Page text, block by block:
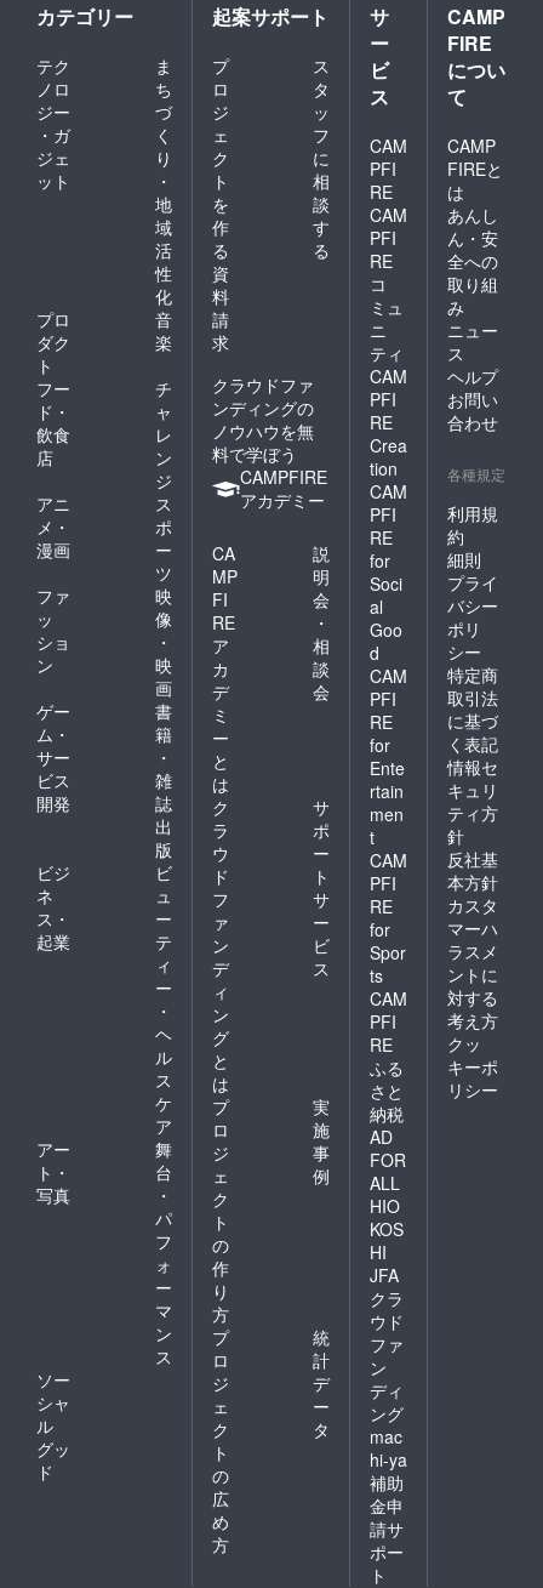
カテゴリー
テク
ノロ
ジー
・ガ
ジェ
ット
ま
ち
づ
く
り
・
地
域
活
性
化
プロ
ダク
ト
音
楽
フー
ド・
飲食
店
チ
ャ
レ
ン
ジ
アニ
メ・
漫画
ス
ポ
ー
ツ
ファ
ッ
ショ
ン
映
像
・
映
画
ゲー
ム・
サー
ビス
開発
書
籍
・
雑
誌
出
版
ビジ
ネ
ス・
起業
ビ
ュ
ー
テ
ィ
ー
・
ヘ
ル
ス
ケ
ア
アー
ト・
写真
舞
台
・
パ
フ
ォ
ー
マ
ン
ス
ソー
シャ
ル
グッ
ド
起案サポート
プ
ロ
ジ
ェ
ク
ト
を
作
る
ス
タ
ッ
フ
に
相
談
す
る
資
料
請
求
クラウドファ
ンディングの
ノウハウを無
料で学ぼう
CAMPFIRE
アカデミー
CA
MP
FI
RE
ア
カ
デ
ミ
ー
と
は
説
明
会
・
相
談
会
ク
ラ
ウ
ド
フ
ァ
ン
デ
ィ
ン
グ
と
は
サ
ポ
ー
ト
サ
ー
ビ
ス
プ
ロ
ジ
ェ
ク
ト
の
作
り
方
実
施
事
例
プ
ロ
ジ
ェ
ク
ト
の
広
め
方
統
計
デ
ー
タ
サ
ー
ビ
ス
CAM
PFI
RE
CAM
PFI
RE
コ
ミュ
ニ
ティ
CAM
PFI
RE
Crea
tion
CAM
PFI
RE
for
Soci
al
Goo
d
CAM
PFI
RE
for
Ente
rtain
men
t
CAM
PFI
RE
for
Spor
ts
CAM
PFI
RE
ふる
さと
納税
AD
FOR
ALL
HIO
KOS
HI
JFA
クラ
ウド
ファ
ン
ディ
ング
mac
hi-ya
補助
金申
請サ
ポー
ト
CAMP
FIRE
につい
て
CAMP
FIREと
は
あんし
ん・安
全への
取り組
み
ニュー
ス
ヘルプ
お問い
合わせ
各種規定
利用規
約
細則
プライ
バシー
ポリ
シー
特定商
取引法
に基づ
く表記
情報セ
キュリ
ティ方
針
反社基
本方針
カスタ
マーハ
ラスメ
ントに
対する
考え方
クッ
キーポ
リシー